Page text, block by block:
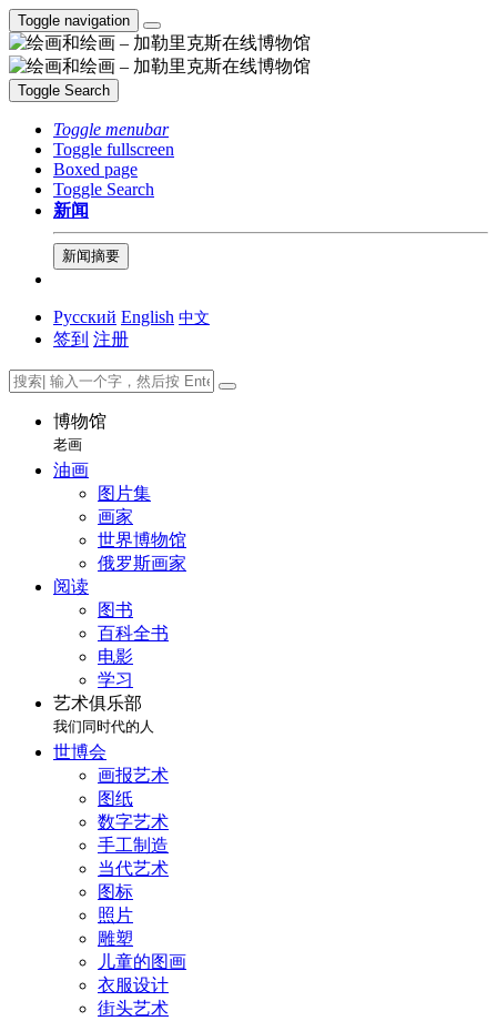
Toggle navigation
Toggle Search
Toggle menubar
Toggle fullscreen
Boxed page
Toggle Search
新闻
新闻摘要
Русский English 中文
签到 注册
博物馆
老画
油画
图片集
画家
世界博物馆
俄罗斯画家
阅读
图书
百科全书
电影
学习
艺术俱乐部
我们同时代的人
世博会
画报艺术
图纸
数字艺术
手工制造
当代艺术
图标
照片
雕塑
儿童的图画
衣服设计
街头艺术